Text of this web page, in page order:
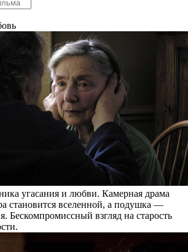
угасания и любви. Камерная драма
становится вселенной, а подушка —
Бескомпромиссный взгляд на старость